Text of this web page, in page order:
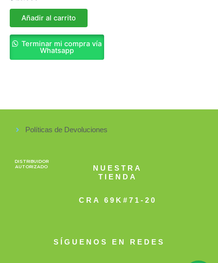
Añadir al carrito
Terminar mi compra vía
Whatsapp
Políticas de Devoluciones
DISTRIBUIDOR
AUTORIZADO
NUESTRA
TIENDA
CRA 69K#71-20
SÍGUENOS EN REDES